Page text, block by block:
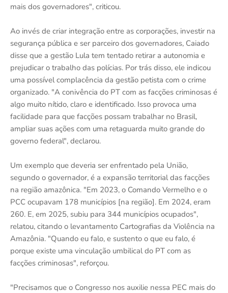
mais dos governadores", criticou.
Ao invés de criar integração entre as corporações, investir na
segurança pública e ser parceiro dos governadores, Caiado
disse que a gestão Lula tem tentado retirar a autonomia e
prejudicar o trabalho das polícias. Por trás disso, ele indicou
uma possível complacência da gestão petista com o crime
organizado. "A conivência do PT com as facções criminosas é
algo muito nítido, claro e identificado. Isso provoca uma
facilidade para que facções possam trabalhar no Brasil,
ampliar suas ações com uma retaguarda muito grande do
governo federal", declarou.
Um exemplo que deveria ser enfrentado pela União,
segundo o governador, é a expansão territorial das facções
na região amazônica. "Em 2023, o Comando Vermelho e o
PCC ocupavam 178 municípios [na região]. Em 2024, eram
260. E, em 2025, subiu para 344 municípios ocupados",
relatou, citando o levantamento Cartografias da Violência na
Amazônia. "Quando eu falo, e sustento o que eu falo, é
porque existe uma vinculação umbilical do PT com as
facções criminosas", reforçou.
"Precisamos que o Congresso nos auxilie nessa PEC mais do